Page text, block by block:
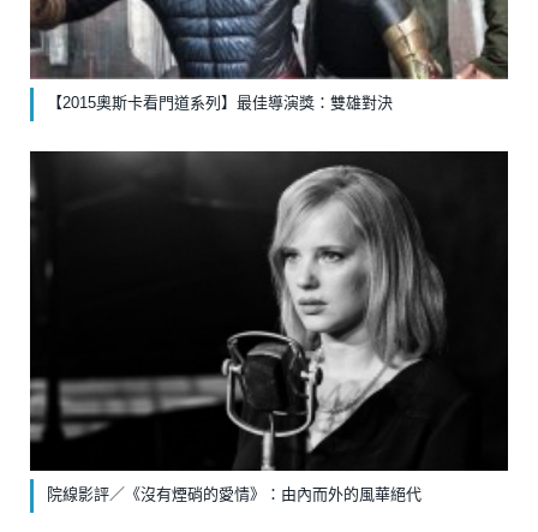
【2015奧斯卡看門道系列】最佳導演獎：雙雄對決
院線影評／《沒有煙硝的愛情》：由內而外的風華絕代